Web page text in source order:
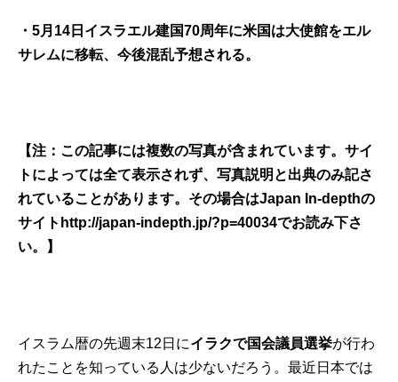
・5月 14日イスラエル建国70周年に米国は大使館をエル
サレムに移転、今後混乱予想される。
【注：この記事には複数の写真が含まれています。サイ
トによっては全て表示されず、写真説明と出典のみ記さ
れていることがあります。その場合はJapan In-depthの
サイト http://japan-indepth.jp/?p=40034でお読み下さ
い。】
イスラム暦の先週末12日にイラクで国会議員選挙が行わ
れたことを知っている人は少ないだろう。最近日本では